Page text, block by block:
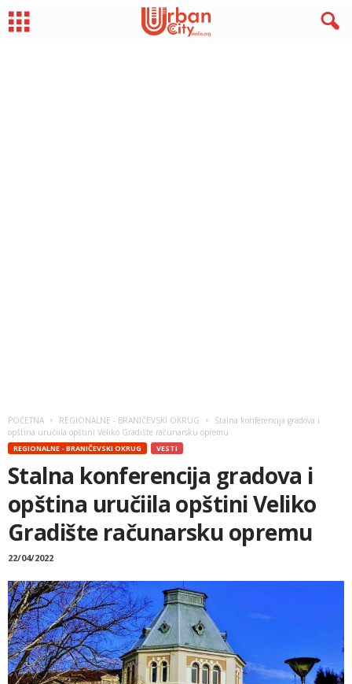
POČETNA REGIONALNE - BRANIČEVSKI OKRUG
Stalna konferencija gradova i
opština uručiila opštini Veliko Gradište računarsku opremu
REGIONALNE - BRANIČEVSKI OKRUG VESTI
Stalna konferencija gradova i
opština uručiila opštini Veliko
Gradište računarsku opremu
22/04/2022